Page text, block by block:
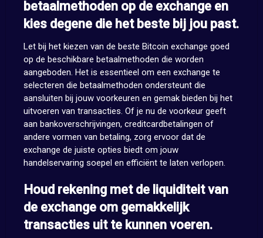
betaalmethoden op de exchange en
kies degene die het beste bij jou past.
Let bij het kiezen van de beste Bitcoin exchange goed
op de beschikbare betaalmethoden die worden
aangeboden. Het is essentieel om een exchange te
selecteren die betaalmethoden ondersteunt die
aansluiten bij jouw voorkeuren en gemak bieden bij het
uitvoeren van transacties. Of je nu de voorkeur geeft
aan bankoverschrijvingen, creditcardbetalingen of
andere vormen van betaling, zorg ervoor dat de
exchange de juiste opties biedt om jouw
handelservaring soepel en efficiënt te laten verlopen.
Houd rekening met de liquiditeit van
de exchange om gemakkelijk
transacties uit te kunnen voeren.